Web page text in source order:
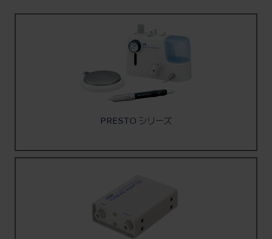
PRESTO シリーズ